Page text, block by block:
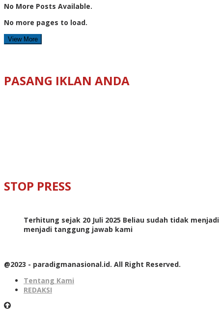
No More Posts Available.
No more pages to load.
View More
PASANG IKLAN ANDA
STOP PRESS
Terhitung sejak 20 Juli 2025 Beliau sudah tidak
menjadi tanggung jawab kami
@2023 - paradigmanasional.id. All Right Reserved.
Tentang Kami
REDAKSI